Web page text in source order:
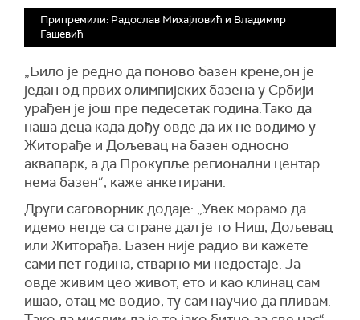
Припремили: Радослав Михајловић и Владимир
Гашевић
„Било је редно да поново базен крене,он је
један од првих олимпијских базена у Србији
урађен је још пре педесетак година.Тако да
наша деца када дођу овде да их не водимо у
Житорађе и Дољевац на базен односно
аквапарк, а да Прокупље регионални центар
нема базен“, каже анкетирани.
Други саговорник додаје: „Увек морамо да
идемо негде са стране дал је то Ниш, Дољевац
или Житорађа. Базен није радио ви кажете
сами пет година, стварно ми недостаје. Ја
овде живим цео живот, ето и као клинац сам
ишао, отац ме водио, ту сам научио да пливам.